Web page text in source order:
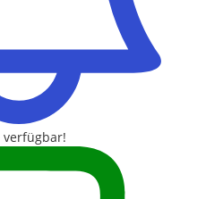
verfügbar!